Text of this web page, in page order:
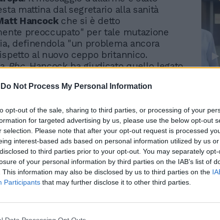
Do Not Process My Personal Information
opt-out of the sale, sharing to third parties, or processing of your
for targeted advertising by us, please use the below opt-out
selection. Please note that after your opt-out request is processed
interest-based ads based on personal information utilized by us
to third parties prior to your opt-out. You may separately
of your personal information by third parties on the IAB’s list of
This information may also be disclosed by us to third parties on the
Participants that may further disclose it to other third parties.
mattina dal segretario alla sanità
Hancock che si è detto
preoccupato" per tale mutazione
definendola "un problema ancora
al nuovo ceppo britannico.
Bbc, Hancock ha giudicato quello legato
In particolare, alcuni scienziati
possano incidere sull’efficacia
operativi.
chiama zona bianca. Le
Regioni in cui potrà
Trump, Meloni e la strategia
americana